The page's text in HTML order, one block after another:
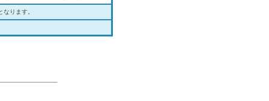
ります。